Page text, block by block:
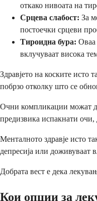
откако нивоата на
Срцева слабост: За
постоечки срцеви
Тироидна бура: Оваа
вклучуваат висока
Здравјето на коските исто
побрзо отколку што се
Очни компликации можат
предизвика испакнати
Менталното здравје исто
депресија или доживуваат
Добрата вест е дека
Кои опции за